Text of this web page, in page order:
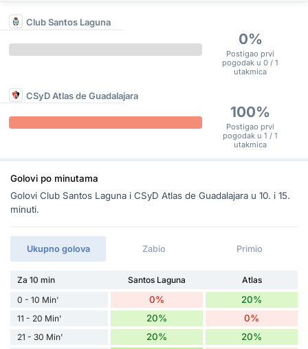
Club Santos Laguna
0%
Postigao prvi
pogodak u 0 / 1
utakmica
CSyD Atlas de Guadalajara
100%
Postigao prvi
pogodak u 1 / 1
utakmica
Golovi po minutama
Golovi Club Santos Laguna i CSyD Atlas de Guadalajara u 10. i 15.
minuti.
Ukupno golova Zabio Primio
Za 10 min Santos Laguna
Atlas
0 - 10 Min'
0% 20%
11 - 20 Min' 20% 0%
21 - 30 Min' 20% 20%